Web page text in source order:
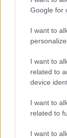
Google for
I want to
I want to
related to
device
I want to
related to
I want to